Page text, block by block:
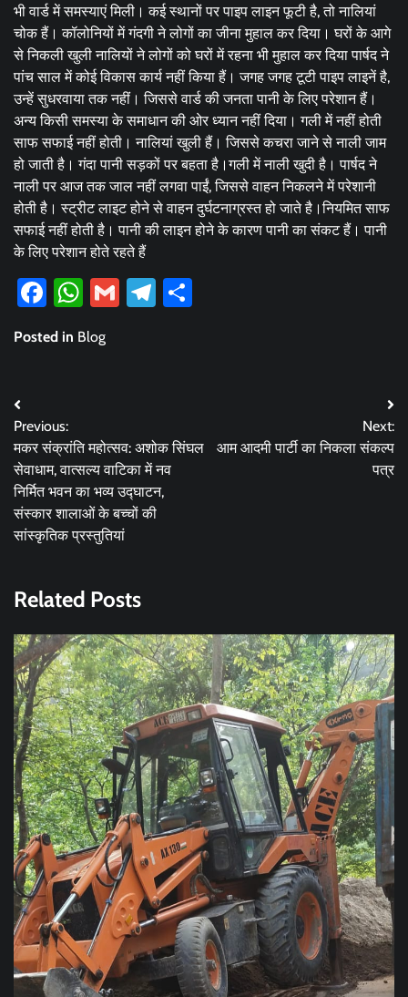
भी वार्ड में समस्याएं मिली। कई स्थानों पर पाइप लाइन फूटी है, तो नालियां
चोक हैं। कॉलोनियों में गंदगी ने लोगों का जीना मुहाल कर दिया। घरों के आगे
से निकली खुली नालियों ने लोगों को घरों में रहना भी मुहाल कर दिया पार्षद ने
पांच साल में कोई विकास कार्य नहीं किया हैं। जगह जगह टूटी पाइप लाइनें है,
उन्हें सुधरवाया तक नहीं। जिससे वार्ड की जनता पानी के लिए परेशान हैं।
अन्य किसी समस्या के समाधान की ओर ध्यान नहीं दिया। गली में नहीं होती
साफ सफाई नहीं होती। नालियां खुली हैं। जिससे कचरा जाने से नाली जाम
हो जाती है। गंदा पानी सड़कों पर बहता है।गली में नाली खुदी है। पार्षद ने
नाली पर आज तक जाल नहीं लगवा पाईं, जिससे वाहन निकलने में परेशानी
होती है। स्ट्रीट लाइट होने से वाहन दुर्घटनाग्रस्त हो जाते है।नियमित साफ
सफाई नहीं होती है। पानी की लाइन होने के कारण पानी का संकट हैं। पानी
के लिए परेशान होते रहते हैं
Facebook
WhatsApp
GmailTelegram
Posted in Blog
Post
navigation
Previous:
मकर संक्रांति महोत्सव: अशोक सिंघल
सेवाधाम, वात्सल्य वाटिका में नव
निर्मित भवन का भव्य उद्घाटन,
संस्कार शालाओं के बच्चों की
सांस्कृतिक प्रस्तुतियां
Next:
आम आदमी पार्टी का निकला संकल्प
पत्र
Related Posts